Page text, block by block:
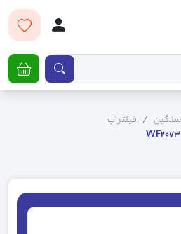
سنگین
فیلتر آب